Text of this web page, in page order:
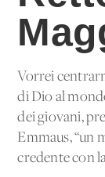
Vorrei
di Dio al
dei giovani,
Emmaus, “un
credente con